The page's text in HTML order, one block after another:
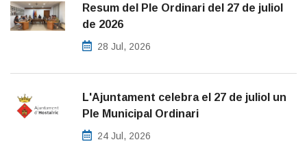
Resum del Ple Ordinari del 27 de juliol
de 2026
28 Jul, 2026
L'Ajuntament celebra el 27 de juliol un
Ple Municipal Ordinari
24 Jul, 2026